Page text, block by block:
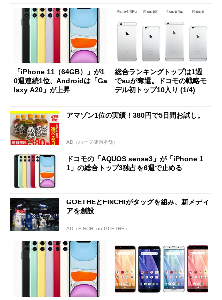
「iPhone 11（64GB）」が1
0週連続1位、Androidは「Ga
laxy A20」が上昇
総合ランキングトップは1週
でauが奪還。ドコモの戦略モ
デル初トップ10入り (1/4)
アマゾン1位の実績！380円で5日間お試し。
AD（ハーブ健康本舗）
ドコモの「AQUOS sense3」が「iPhone 1
1」の総合トップ3独占を6週で止める
GOETHEとFINCHIがタッグを組み、新メディ
アを創設
AD（FINCHI on GOETHE）